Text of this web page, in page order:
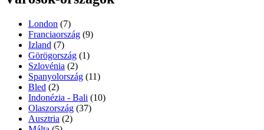
London (7)
Franciaország (9)
Izland (7)
Görögország (1)
Szlovénia (2)
Spanyolország (11)
Bled (2)
Indonézia - Bali (10)
Olaszország (37)
Ausztria (2)